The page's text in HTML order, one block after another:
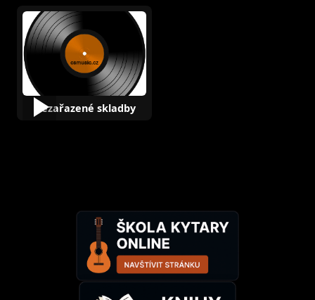
Nezařazené skladby